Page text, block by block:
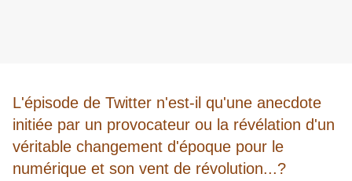
​L'épisode de Twitter n'est-il qu'une anecdote
initiée par un provocateur ou la révélation d'un
véritable changement d'époque pour le
numérique et son vent de révolution...?